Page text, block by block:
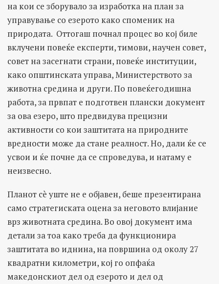
на кои се зборувало за изработка на план за
управување со езерото како споменик на
природата. Оттогаш почнал процес во кој биле
вклучени повеќе експерти, тимови, научен совет,
совет на засегнати страни, повеќе институции,
како општинската управа, Министерството за
животна средина и други. По повеќегодишна
работа, за првпат е подготвен плански документ
за ова езеро, што предвидува прецизни
активности со кои заштитата на природните
вредности може да стане реалност. Но, дали ќе се
усвои и ќе почне да се спроведува, и натаму е
неизвесно.
Планот сè уште не е објавен, беше презентирана
само стратегиската оцена за неговото влијание
врз животната средина. Во овој документ има
детали за тоа како треба да функционира
заштитата во иднина, на површина од околу 27
квадратни километри, кој го опфаќа
македонскиот дел од езерото и дел од